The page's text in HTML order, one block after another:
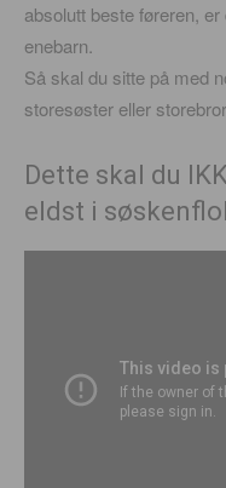
absolutt beste føreren,
enebarn.
Så skal du sitte på med
storesøster eller
Dette skal du
eldst i